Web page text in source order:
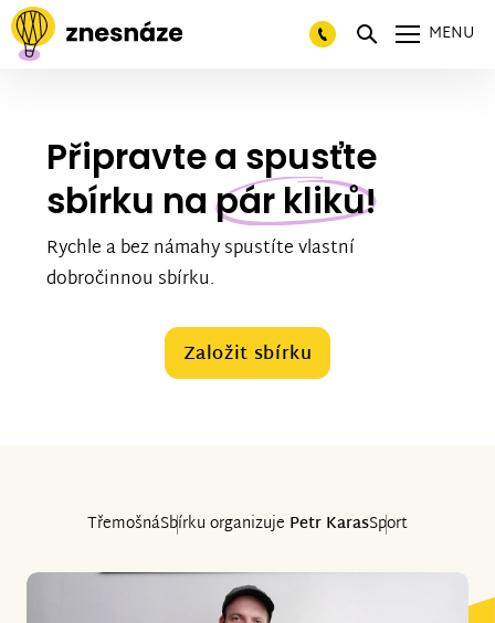
MENU
Připravte a spusťte
sbírku na pár kliků!
Rychle a bez námahy spustíte vlastní
dobročinnou sbírku.
Založit sbírku
TřemošnáSbírku organizuje Petr KarasSport